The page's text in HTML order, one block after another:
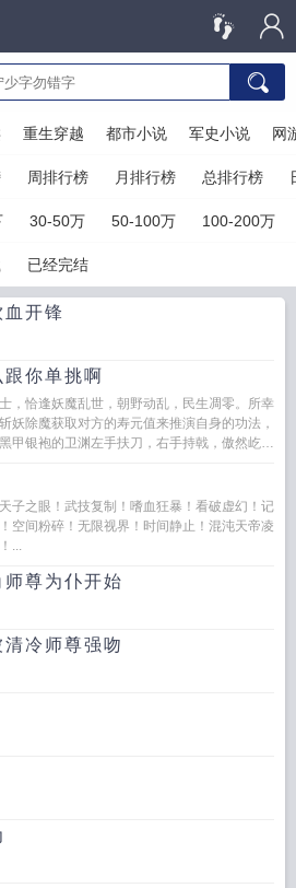
重生穿越 都市小说 军史小说 网
周排行榜 月排行榜 总排行榜
30-50万 50-100万 100-200万
已经完结
开锋
你单挑啊
，恰逢妖魔乱世，朝野动乱，民生凋零。所幸
妖除魔获取对方的寿元值来推演自身的功法，
甲银袍的卫渊左手扶刀，右手持戟，傲然屹立
子之眼！武技复制！嗜血狂暴！看破虚幻！记
空间粉碎！无限视界！时间静止！混沌天帝凌
...
尊为仆开始
冷师尊强吻